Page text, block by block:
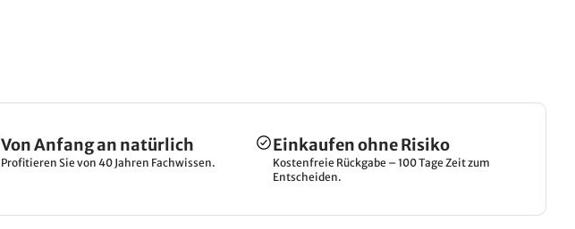
Von Anfang an natürlich
Profitieren Sie von 40 Jahren Fachwissen.
Einkaufen ohne Risiko
Kostenfreie Rückgabe – 100 Tage Zeit zum
Entscheiden.